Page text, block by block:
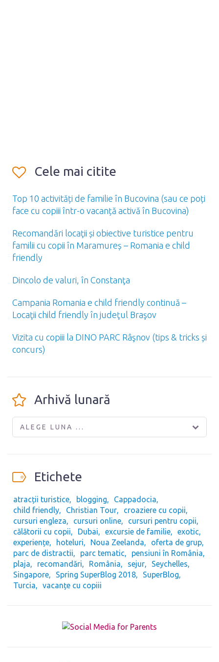
Cele mai citite
Top 10 activități de familie în Bucovina (sau ce poți
face cu copiii într-o vacanță activă în Bucovina)
Recomandări locaţii și obiective turistice pentru
familii cu copii în Maramureș – Romania e child
friendly
Dincolo de valuri, în Constanţa
Campania Romania e child friendly continuă –
Locaţii child friendly în judeţul Braşov
Vizita cu copiii la DINO PARC Râşnov (tips & tricks și
concurs)
Arhivă lunară
ALEGE LUNA ...
Etichete
atracții turistice blogging
Cappadocia
child friendly
Christian Tour
croaziere cu copii
cursuri engleza
cursuri online
cursuri pentru copii
călătorii cu copii
Dubai excursie de familie
exotic
experiențe
hoteluri Noua Zeelanda
oferta de grup
parc de distractii
parc tematic
pensiuni în România
plaja
recomandări România sejur
Seychelles
Singapore
Spring SuperBlog 2018
SuperBlog
Turcia
vacanțe cu copiii